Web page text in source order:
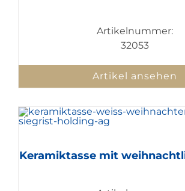
Artikelnummer:
32053
Artikel ansehen
Keramiktasse mit